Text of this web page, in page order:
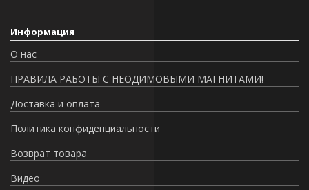
Информация
О нас
ПРАВИЛА РАБОТЫ С НЕОДИМОВЫМИ МАГНИТАМИ!
Доставка и оплата
Политика конфиденциальности
Возврат товара
Видео